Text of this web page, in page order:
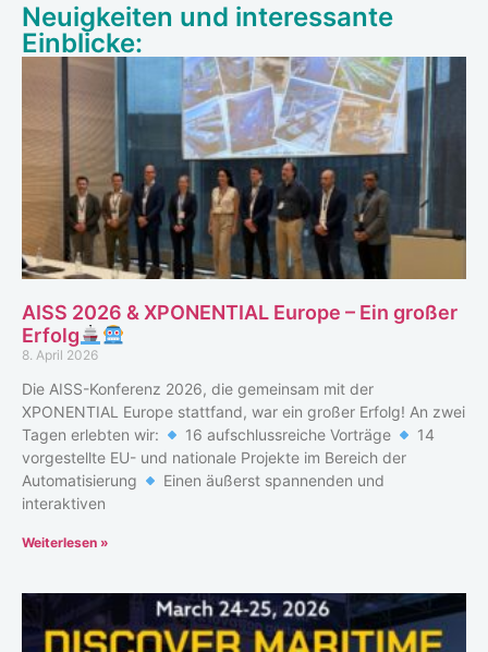
VeLABi
Versuchs- und Leitungszentrum Autonome
Binnenschiffe
Mehr Erfahren
Neuigkeiten und interessante
Einblicke:
AISS 2026 & XPONENTIAL Europe – Ein großer
Erfolg
8. April 2026
Die AISS-Konferenz 2026, die gemeinsam mit der
XPONENTIAL Europe stattfand, war ein großer Erfolg! An zwei
Tagen erlebten wir:
16 aufschlussreiche Vorträge
14
vorgestellte EU- und nationale Projekte im Bereich der
Automatisierung
Einen äußerst spannenden und
interaktiven
Weiterlesen »